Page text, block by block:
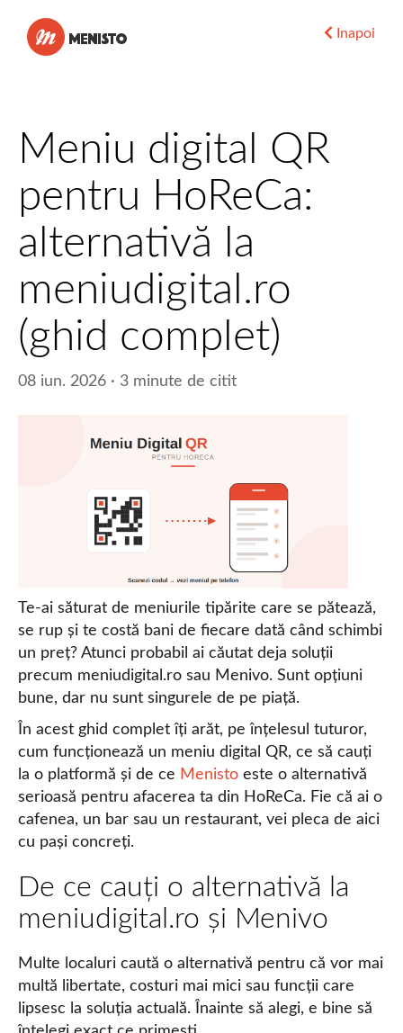
Inapoi
Meniu digital QR
pentru HoReCa:
alternativă la
meniudigital.ro
(ghid complet)
08 iun. 2026 · 3 minute de citit
Te-ai săturat de meniurile tipărite care se pătează,
se rup și te costă bani de fiecare dată când schimbi
un preț? Atunci probabil ai căutat deja soluții
precum meniudigital.ro sau Menivo. Sunt opțiuni
bune, dar nu sunt singurele de pe piață.
În acest ghid complet îți arăt, pe înțelesul tuturor,
cum funcționează un meniu digital QR, ce să cauți
la o platformă și de ce Menisto este o alternativă
serioasă pentru afacerea ta din HoReCa. Fie că ai o
cafenea, un bar sau un restaurant, vei pleca de aici
cu pași concreți.
De ce cauți o alternativă la
meniudigital.ro și Menivo
Multe localuri caută o alternativă pentru că vor mai
multă libertate, costuri mai mici sau funcții care
lipsesc la soluția actuală. Înainte să alegi, e bine să